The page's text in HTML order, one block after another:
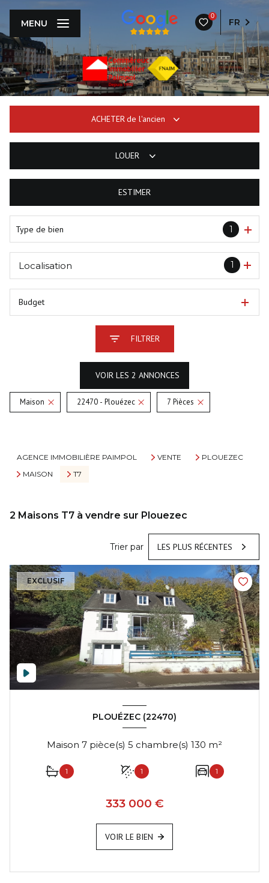
0
FR
MENU
ACHETERde l'ancien
LOUER
ESTIMER
Type de bien 1
1
Localisation
Budget
FILTRER
VOIR LES 2 ANNONCES
Maison 22470 - Plouézec 7 Pièces
AGENCE IMMOBILIÈRE PAIMPOL VENTE
PLOUEZEC
MAISON
T7
2 Maisons T7 à vendre sur Plouezec
Trier par LES PLUS RÉCENTES
EXCLUSIF
PLOUÉZEC (22470)
Maison 7 pièce(s) 5 chambre(s) 130 m²
1 1 1
333 000 €
VOIR LE BIEN